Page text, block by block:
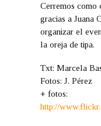
Cerremos como
gracias a Juana
organizar el
la oreja de tipa.
Txt: Marcela
Fotos: J. Pérez
+ fotos:
http://